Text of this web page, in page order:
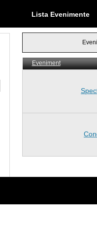
Lista Evenimente
Eveniment